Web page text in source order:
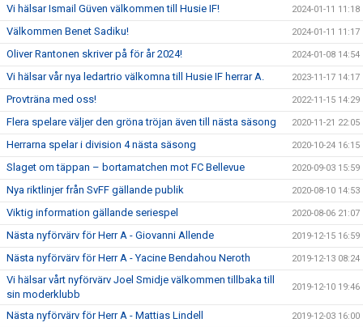
Vi hälsar Ismail Güven välkommen till Husie IF! 2024-01-11 11:18
Välkommen Benet Sadiku! 2024-01-11 11:17
Oliver Rantonen skriver på för år 2024! 2024-01-08 14:54
Vi hälsar vår nya ledartrio välkomna till Husie IF herrar A. 2023-11-17 14:17
Provträna med oss! 2022-11-15 14:29
Flera spelare väljer den gröna tröjan även till nästa säsong 2020-11-21 22:05
Herrarna spelar i division 4 nästa säsong 2020-10-24 16:15
Slaget om täppan – bortamatchen mot FC Bellevue 2020-09-03 15:59
Nya riktlinjer från SvFF gällande publik 2020-08-10 14:53
Viktig information gällande seriespel 2020-08-06 21:07
Nästa nyförvärv för Herr A - Giovanni Allende 2019-12-15 16:59
Nästa nyförvärv för Herr A - Yacine Bendahou Neroth 2019-12-13 08:24
Vi hälsar vårt nyförvärv Joel Smidje välkommen tillbaka till
sin moderklubb
2019-12-10 19:46
Nästa nyförvärv för Herr A - Mattias Lindell 2019-12-03 16:00